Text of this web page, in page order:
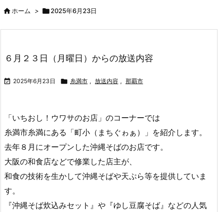
ホーム > 2025年6月23日
６月２３日（月曜日）からの放送内容
 2025年6月23日  糸満市 , 放送内容 , 那覇市
「いちおし！ウワサのお店」のコーナーでは
糸満市糸満にある「町小（まちぐゎぁ）」を紹介します。
去年８月にオープンした沖縄そばのお店です。
大阪の和食店などで修業した店主が、
和食の技術を生かして沖縄そばや天ぷら等を提供していま
す。
『沖縄そば炊込みセット』や『ゆし豆腐そば』などの人気